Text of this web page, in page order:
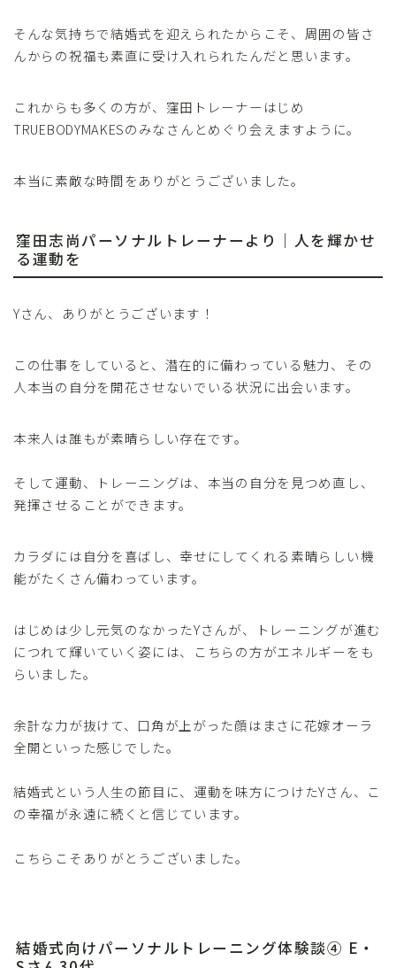
そんな気持ちで結婚式を迎えられたからこそ、周囲の皆さ
んからの祝福も素直に受け入れられたんだと思います。
これからも多くの方が、窪田トレーナーはじめ
TRUEBODYMAKESのみなさんとめぐり会えますように。
本当に素敵な時間をありがとうございました。
窪田志尚パーソナルトレーナーより｜人を輝かせ
る運動を
Yさん、ありがとうございます！
この仕事をしていると、潜在的に備わっている魅力、その
人本当の自分を開花させないでいる状況に出会います。
本来人は誰もが素晴らしい存在です。
そして運動、トレーニングは、本当の自分を見つめ直し、
発揮させることができます。
カラダには自分を喜ばし、幸せにしてくれる素晴らしい機
能がたくさん備わっています。
はじめは少し元気のなかったYさんが、トレーニングが進む
につれて輝いていく姿には、こちらの方がエネルギーをも
らいました。
余計な力が抜けて、口角が上がった顔はまさに花嫁オーラ
全開といった感じでした。
結婚式という人生の節目に、運動を味方につけたYさん、こ
の幸福が永遠に続くと信じています。
こちらこそありがとうございました。
結婚式向けパーソナルトレーニング体験談④ E・